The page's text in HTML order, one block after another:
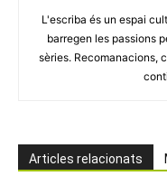
L'escriba és un espai
barregen les passions
sèries. Recomanacions,
Articles relacionats